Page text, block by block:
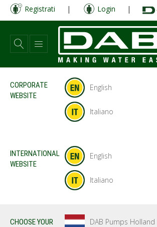
Salta
contenuto
principale
Registrati | Login |
CORPORATE
WEBSITE
English
Italiano
INTERNATIONAL
WEBSITE
English
Italiano
CHOOSE YOUR
DAB Pumps Holland